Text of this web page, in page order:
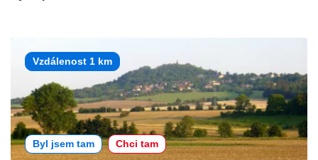
Vzdálenost 1 km
Byl jsem tam Chci tam